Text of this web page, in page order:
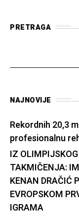
PRETRAGA
NAJNOVIJE
Rekordnih 20,3
profesionalnu
IZ
TAKMIČENJA:
KENAN DRAČIĆ
EVROPSKOM
IGRAMA